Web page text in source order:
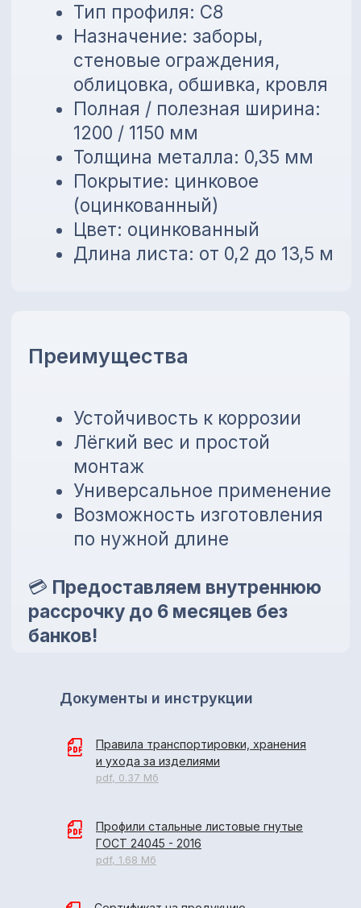
Устойчивость к коррозии
Лёгкий вес и простой
монтаж
Универсальное применение
Возможность изготовления
по нужной длине
Предоставляем внутреннюю
рассрочку до 6 месяцев без
банков!
Правила транспортировки, хранения
и ухода за изделиями
pdf, 0.37 Мб
Профили стальные листовые гнутые
ГОСТ 24045 - 2016
pdf, 1.68 Мб
Документы и инструкции